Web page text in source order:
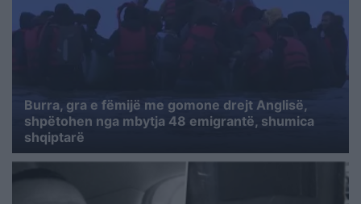
Burra, gra e fëmijë me gomone drejt Anglisë,
shpëtohen nga mbytja 48 emigrantë, shumica
shqiptarë